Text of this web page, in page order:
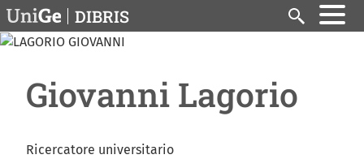
Salta al contenuto principale
DIBRIS Search
Giovanni Lagorio
Ricercatore universitario